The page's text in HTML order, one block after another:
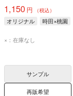
1,150 円 （税込）
オリジナル 時田×桃園
×：在庫なし
サンプル
再販希望